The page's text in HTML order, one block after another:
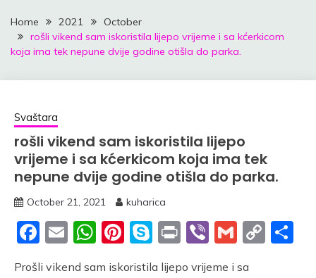
Home 2021
October
rošli vikend sam iskoristila lijepo vrijeme i sa kćerkicom
koja ima tek nepune dvije godine otišla do parka.
Svaštara
rošli vikend sam iskoristila lijepo
vrijeme i sa kćerkicom koja ima tek
nepune dvije godine otišla do parka.
October 21, 2021 kuharica
Facebook
EmailWhatsApp
Pinterest
Skype
PrintViberGmail
Prošli vikend sam iskoristila lijepo vrijeme i sa